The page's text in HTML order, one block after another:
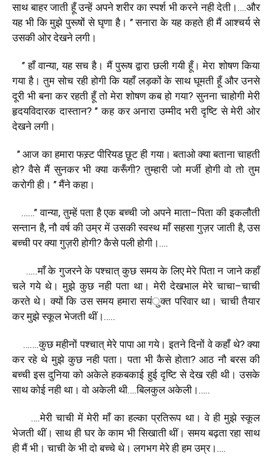
साथ बाहर जाती हूँ उन्हें अपने शरीर का स्पर्श भी करने नही देती। ….और
यह भी कि मुझे पुरूषों से घृणा है। ’’सनारा के यह कहते ही मैं आश्चर्य से
उसकी ओर देखने लगी।
’’हाँ वान्या,यह सच है। मैं पुरूष द्वारा छली गयी हूँ। मेरा शोषण किया
गया है। तुम सोच रही होगी कि यहाँ लड़कों के साथ घूमती हूँ और उनसे
दूरी भी बना कर रहती हूँ तो मेरा शोषण कब हो गया?सुनना चाहोगी मेरी
हृदयविदारक दास्तान? ’’कह कर अनारा उम्मीद भरी दृष्टि से मेरी ओर
देखने लगी।
’’आज का हमारा फस्र्ट पीरियड छूट ही गया। बताओ क्या बताना चाहती
हो?वैसे मैं सुनकर भी क्या करूँगी?तुम्हारी जो मर्जी होगी वो तो तुम
करोगी ही। ’’मैंने कहा।
……’’वान्या,तुम्हें पता है एक बच्ची जो अपने माता–पिता की इकलौती
सन्तान है,नौ वर्ष की उम्र में उसकी स्वस्थ माँ सहसा गुज़र जाती है,उस
बच्ची पर क्या गुज़री होगी?कैसे पली होगी। ….
…..माँ के गुजरने के पश्चात् कुछ समय के लिए मेरे पिता न जाने कहाँ
चले गये थे। मुझे कुछ नही पता था। मेरी देखभाल मेरे चाचा–चाची
करते थे। क्यों कि उस समय हमारा सयंुक्त परिवार था। चाची तैयार
कर मुझे स्कूल भेजती थीं। …..
…….कुछ महीनों पश्चात् मेरे पापा आ गये। इतने दिनों वे कहाँ थे?क्या
कर रहे थे मुझे कुछ नही पता। पता भी कैसे होता?आठ नौ बरस की
बच्ची इस दुनिया को अकेले हकबकाई हुई दृष्टि से देख रही थी। उसके
साथ कोई नही था। वो अकेली थी….बिलकुल अकेली। …..
….मेरी चाची में मेरी माँ का हल्का प्रतिरूप था। वे ही मुझे स्कूल
भेजती थीं। साथ ही घर के काम भी सिखाती थीं। समय बढ़ता रहा साथ
ही मैं भी। चाची के भी दो बच्चे थे। लगभग मेरे ही हम उम्र। ….